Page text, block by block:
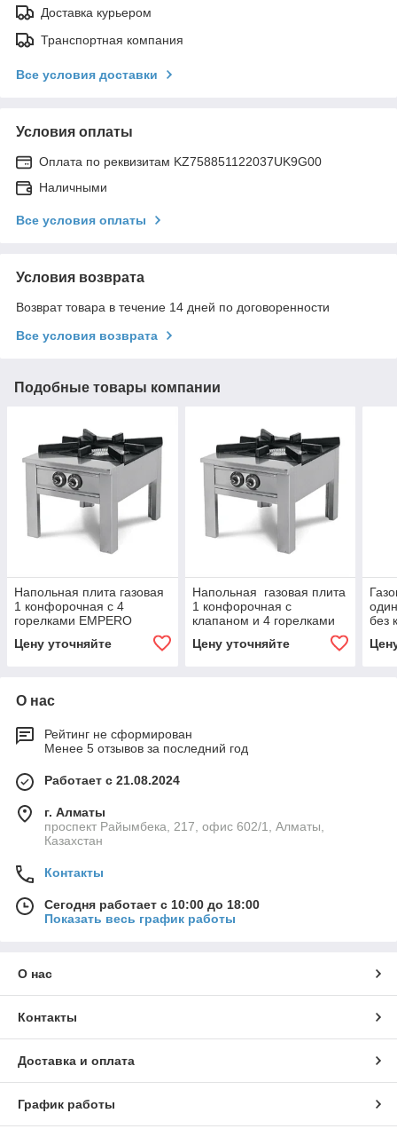
Доставка курьером
Транспортная компания
Все условия доставки
Условия оплаты
Оплата по реквизитам KZ758851122037UK9G00
Наличными
Все условия оплаты
Условия возврата
Возврат товара в течение 14 дней по договоренности
Все условия возврата
Подобные товары компании
Напольная плита газовая
1 конфорочная с 4
горелками EMPERO
Цену уточняйте
Напольная газовая плита
1 конфорочная с
клапаном и 4 горелками
Цену уточняйте
без
О нас
Рейтинг не сформирован
Менее 5 отзывов за последний год
Работает с 21.08.2024
г. Алматы
проспект Райымбека, 217, офис 602/1, Алматы,
Казахстан
Контакты
Сегодня работает с 10:00 до 18:00
Показать весь график работы
О нас
Контакты
Доставка и оплата
График работы